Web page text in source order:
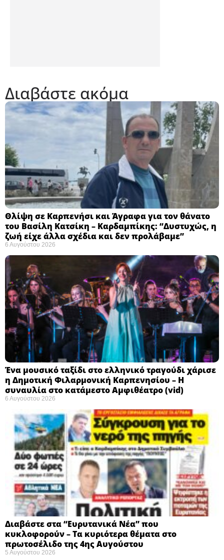
Διαβάστε ακόμα
Θλίψη σε Καρπενήσι και Άγραφα για τον θάνατο
του Βασίλη Κατσίκη – Καρδαμπίκης: “Δυστυχώς, η
ζωή είχε άλλα σχέδια και δεν προλάβαμε”
6 Αυγούστου 2026
Ένα μουσικό ταξίδι στο ελληνικό τραγούδι χάρισε
η Δημοτική Φιλαρμονική Καρπενησίου – Η
συναυλία στο κατάμεστο Αμφιθέατρο (vid)
6 Αυγούστου 2026
Διαβάστε στα “Ευρυτανικά Νέα” που
κυκλοφορούν – Τα κυριότερα θέματα στο
πρωτοσέλιδο της 4ης Αυγούστου
5 Αυγούστου 2026